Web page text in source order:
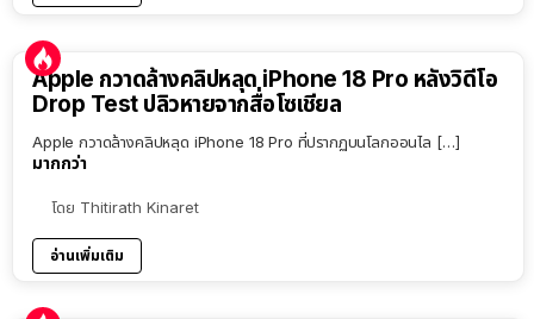
Apple กวาดล้างคลิปหลุด iPhone 18 Pro หลังวิดีโอ
Drop Test ปลิวหายจากสื่อโซเชียล
Apple กวาดล้างคลิปหลุด iPhone 18 Pro ที่ปรากฏบนโลกออนไล […]
มากกว่า
โดย Thitirath Kinaret
อ่านเพิ่มเติม